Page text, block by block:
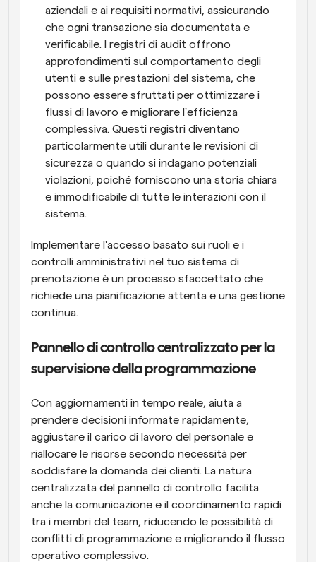
aziendali e ai requisiti normativi, assicurando
che ogni transazione sia documentata e
verificabile. I registri di audit offrono
approfondimenti sul comportamento degli
utenti e sulle prestazioni del sistema, che
possono essere sfruttati per ottimizzare i
flussi di lavoro e migliorare l'efficienza
complessiva. Questi registri diventano
particolarmente utili durante le revisioni di
sicurezza o quando si indagano potenziali
violazioni, poiché forniscono una storia chiara
e immodificabile di tutte le interazioni con il
sistema.
Implementare l'accesso basato sui ruoli e i
controlli amministrativi nel tuo sistema di
prenotazione è un processo sfaccettato che
richiede una pianificazione attenta e una gestione
continua.
Pannello di controllo centralizzato per la
supervisione della programmazione
Con aggiornamenti in tempo reale, aiuta a
prendere decisioni informate rapidamente,
aggiustare il carico di lavoro del personale e
riallocare le risorse secondo necessità per
soddisfare la domanda dei clienti. La natura
centralizzata del pannello di controllo facilita
anche la comunicazione e il coordinamento rapidi
tra i membri del team, riducendo le possibilità di
conflitti di programmazione e migliorando il flusso
operativo complessivo.